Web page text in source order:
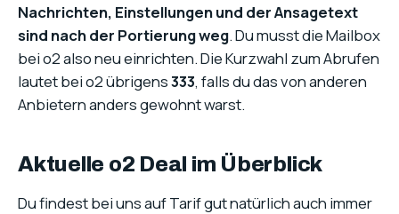
Nachrichten, Einstellungen und der Ansagetext
sind nach der Portierung weg. Du musst die Mailbox
bei o2 also neu einrichten. Die Kurzwahl zum Abrufen
lautet bei o2 übrigens333, falls du das von anderen
Anbietern anders gewohnt warst.
Aktuelle o2 Deal im Überblick
Du findest bei uns auf Tarif gut natürlich auch immer